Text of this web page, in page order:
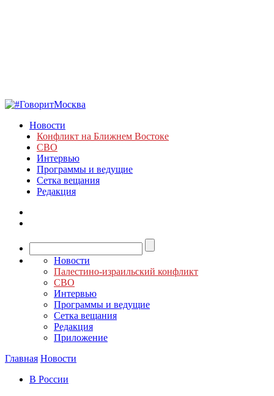
Новости
Конфликт на Ближнем Востоке
СВО
Интервью
Программы и ведущие
Сетка вещания
Редакция
Новости
Палестино-израильский конфликт
СВО
Интервью
Программы и ведущие
Сетка вещания
Редакция
Приложение
Главная Новости
В России